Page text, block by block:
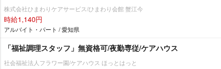
株式会社ひまわりケアサービス/ひまわり会館 蟹江今
時給1,140円
アルバイト・パート / 愛知県
「福祉調理スタッフ」無資格可/夜勤専従/ケアハウス
社会福祉法人フラワー園/ケアハウス ほっとはっと